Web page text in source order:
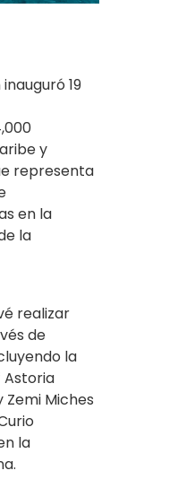
19
y
representa
en la
la
realizar
de
la
Zemi Miches
la